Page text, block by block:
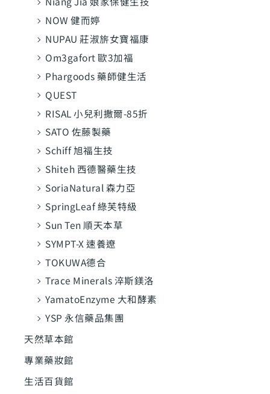
NOW 健而婷
NUPAU 莊淑旂女寶福康
Om3gafort 歐3加福
Phargoods 藥師健生活
QUEST
RISAL 小兒利撒爾-85折
SATO 佐藤製藥
Schiff 旭福生技
Shiteh 西德醫藥生技
SoriaNatural 森力亞
SpringLeaf 綠芙特級
Sun Ten 順天本草
SYMPT-X 速養遼
TOKUWA德合
Trace Minerals 淬斯鎂洛
YamatoEnzyme 大和酵素
YSP 永信藥品集團
天然草本館
專業藥妝館
生活百貨館